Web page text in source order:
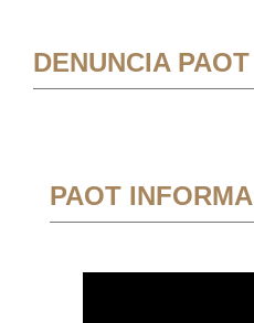
DENUNCIA PAOT
PAOT INFORMA